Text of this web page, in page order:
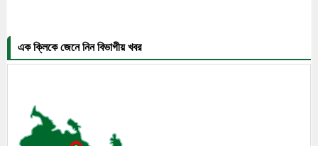
এক ক্লিকে জেনে নিন বিভাগীয় খবর